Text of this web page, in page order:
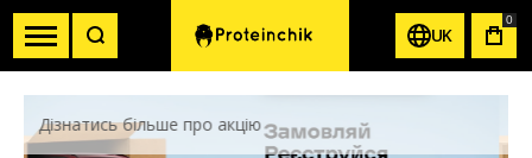
UK
0
carousel
більше про акцію